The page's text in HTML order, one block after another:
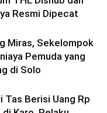
Resmi Dipecat
Miras, Sekelompok
Pemuda yang
di Solo
Tas Berisi Uang Rp